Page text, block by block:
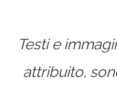
Testi e
attribuito,